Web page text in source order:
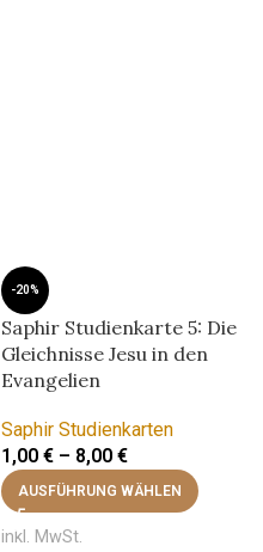
-20%
Saphir Studienkarte 5: Die
Gleichnisse Jesu in den
Evangelien
Saphir Studienkarten
1,00 € – 8,00 €
AUSFÜHRUNG WÄHLEN
inkl. MwSt.